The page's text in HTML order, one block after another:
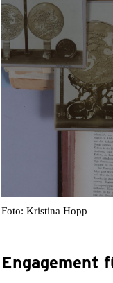
Foto: Kristina Hopp
Engagement